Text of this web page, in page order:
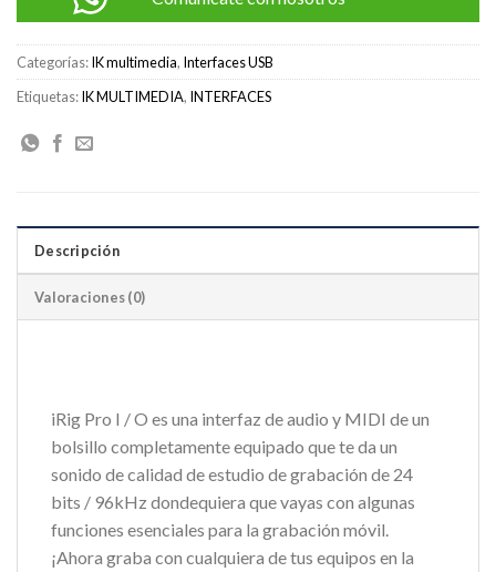
Categorías:IK multimedia, Interfaces USB
Etiquetas:IK MULTIMEDIA, INTERFACES
Descripción
Valoraciones (0)
iRig Pro I / O es una interfaz de audio y MIDI de un
bolsillo completamente equipado que te da un
sonido de calidad de estudio de grabación de 24
bits / 96kHz dondequiera que vayas con algunas
funciones esenciales para la grabación móvil.
¡Ahora graba con cualquiera de tus equipos en la